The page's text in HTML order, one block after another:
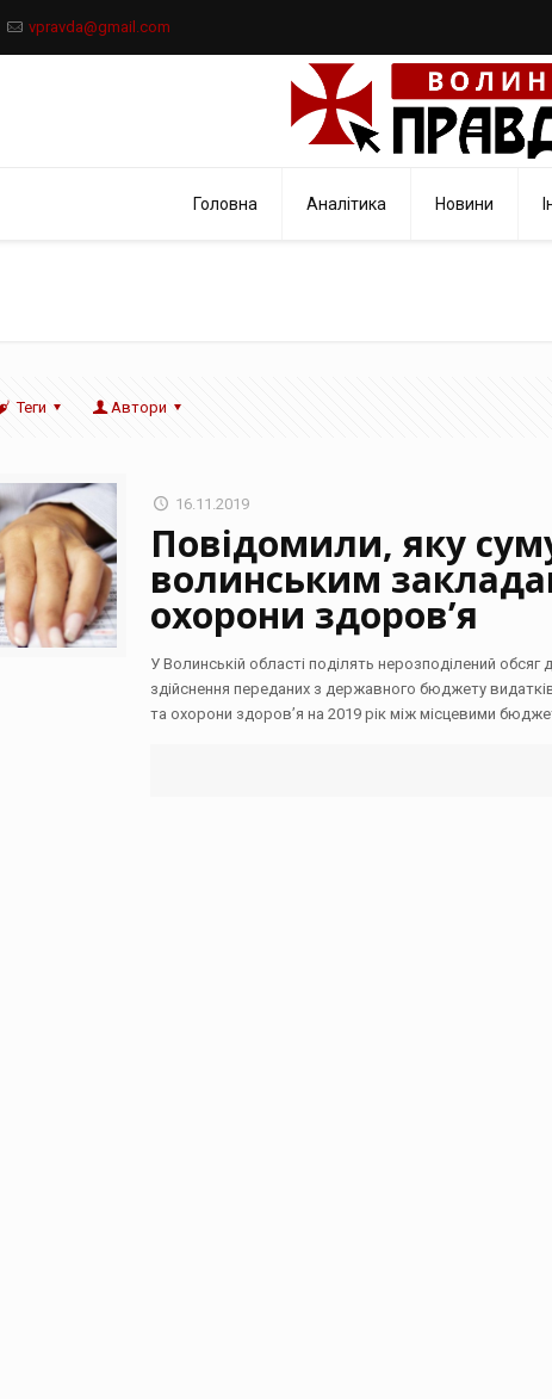
vpravda@gmail.com
Головна Аналітика Новини
Теги Автори
16.11.2019
Повідомили, яку
волинським
охорони здоров’я
У Волинській області поділять нерозподілений обсяг
здійснення переданих з державного бюджету
та охорони здоров’я на 2019 рік між місцевими